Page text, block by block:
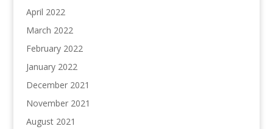
April 2022
March 2022
February 2022
January 2022
December 2021
November 2021
August 2021